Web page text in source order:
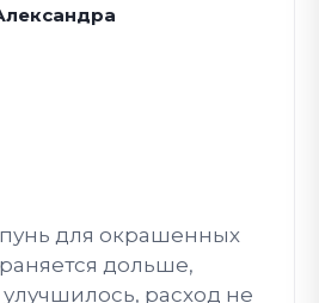
для окрашенных
дольше,
улучшилось, расход не